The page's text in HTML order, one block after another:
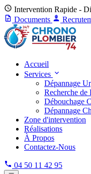
Intervention Rapide -
Documents
Accueil
Services
Dépannage
Recherche de
Débouchage
Dépannage
Zone d'intervention
Réalisations
À Propos
Contactez-Nous
04 50 11 42 95